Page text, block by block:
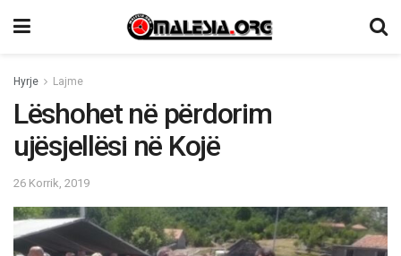
Hyrje Lajme
Lëshohet në përdorim
ujësjellësi në Kojë
26 Korrik, 2019